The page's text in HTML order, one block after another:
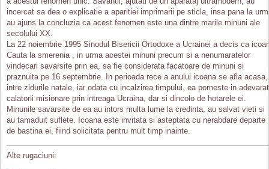
incercat sa dea o explicatie a aparitiei imprimarii pe sticla, insa pana la
au ajuns la concluzia ca acest fenomen este una dintre marile minuni ale
secolului XX.
La 22 noiembrie 1995 Sinodul Bisericii Ortodoxe a Ucrainei a decis ca
Cauta la smerenia , in urma acestei minuni precum si a nenumaratelor
vindecari savarsite prin ea, sa fie considerata facatoare de minuni si
praznuita pe 16 septembrie. In perioada rece a anului icoana se afla acasa,
intre zidurile natale, iar odata cu incalzirea timpului, ea porneste in
calatorii misionare prin intreaga Ucraina, dar si dincolo de hotarele ei.
Minunile savarsite de ea au intors multa lume la credinta, au salvat vieti si
au tamaduit suflete. Icoana este invitata si asteptata cu nerabdare departe
de bastina ei, fiind solicitata pentru mult timp inainte.
Alte rugaciuni: